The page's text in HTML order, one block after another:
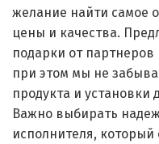
желание найти самое
цены и качества.
подарки от
при этом мы не
продукта и
Важно выбирать
исполнителя, который